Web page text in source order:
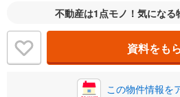
不動産は1点モノ！気になる
資料をも
この物件情報を